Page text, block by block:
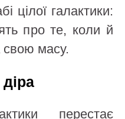
цілої галактики:
про те, коли й
масу.
перестає